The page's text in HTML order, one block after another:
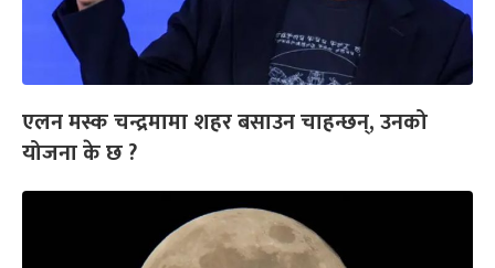
एलन मस्क चन्द्रमामा शहर बसाउन चाहन्छन्, उनको
योजना के छ ?